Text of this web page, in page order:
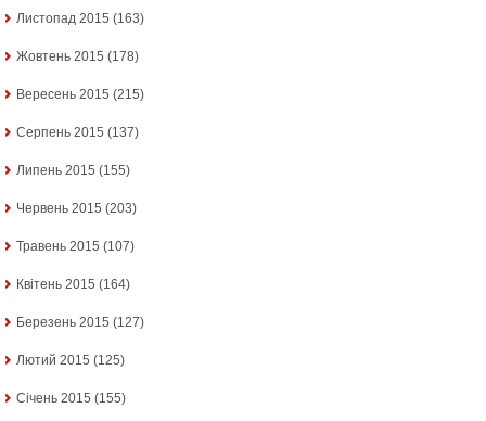
Листопад 2015 (163)
Жовтень 2015 (178)
Вересень 2015 (215)
Серпень 2015 (137)
Липень 2015 (155)
Червень 2015 (203)
Травень 2015 (107)
Квітень 2015 (164)
Березень 2015 (127)
Лютий 2015 (125)
Січень 2015 (155)